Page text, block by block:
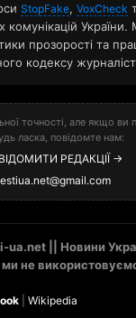
StopFake, VoxCheck
комунікацій України.
прозорості та
кодексу
точності, але якщо ви
ласка, повідомте нам:
РЕДАКЦІЇ →
|| Новини
не
Wikipedia